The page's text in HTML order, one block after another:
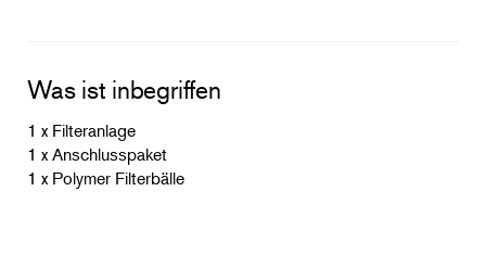
Was ist inbegriffen
1 x Filteranlage
1 x Anschlusspaket
1 x Polymer Filterbälle